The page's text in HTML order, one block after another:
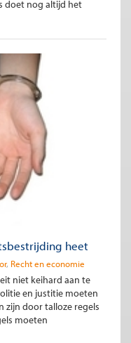
doet nog altijd het
heet
Recht en economie
niet keihard aan te
en justitie moeten
zijn door talloze regels
moeten